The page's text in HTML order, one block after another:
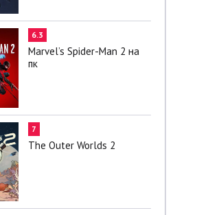
6.3
Marvel’s Spider-Man 2 на
пк
7
The Outer Worlds 2